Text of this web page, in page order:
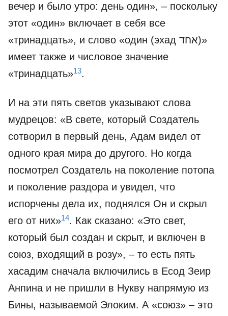
вечер и было утро: день один», – поскольку
этот «один» включает в себя все
«тринадцать», и слово «один (эхад אחד)»
имеет также и числовое значение
«тринадцать»13.
И на эти пять светов указывают слова
мудрецов: «В свете, который Создатель
сотворил в первый день, Адам видел от
одного края мира до другого. Но когда
посмотрел Создатель на поколение потопа
и поколение раздора и увидел, что
испорчены дела их, поднялся Он и скрыл
его от них»14. Как сказано: «Это свет,
который был создан и скрыт, и включен в
союз, входящий в розу», – то есть пять
хасадим сначала включились в Есод Зеир
Анпина и не пришли в Нукву напрямую из
Бины, называемой Элоким. А «союз» – это